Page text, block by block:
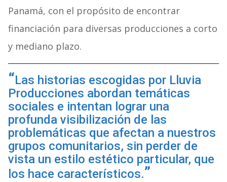
Panamá, con el propósito de encontrar
financiación para diversas producciones a corto
y mediano plazo.
Las historias escogidas por Lluvia
Producciones abordan temáticas
sociales e intentan lograr una
profunda visibilización de las
problemáticas que afectan a nuestros
grupos comunitarios, sin perder de
vista un estilo estético particular, que
los hace característicos.